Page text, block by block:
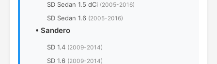
SD Sedan 1.5 dCi (2005-2016)
SD Sedan 1.6 (2005-2016)
• Sandero
SD 1.4 (2009-2014)
SD 1.6 (2009-2014)